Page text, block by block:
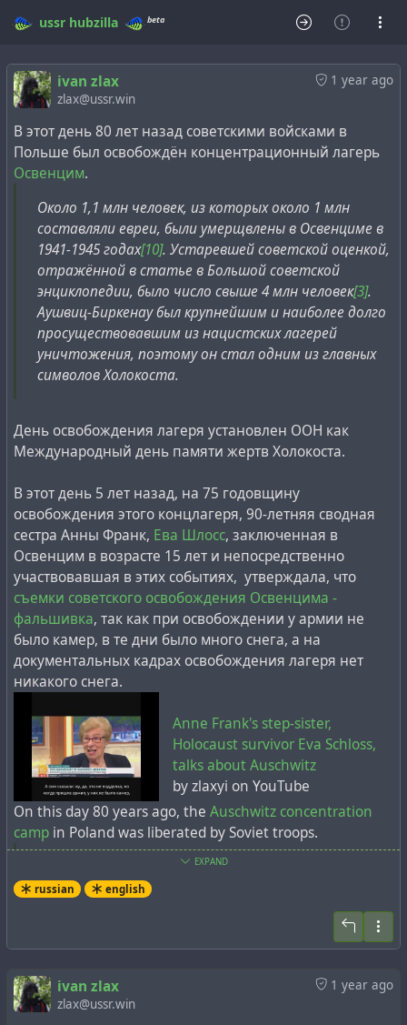
ussr hubzilla beta
1 year ago
ivan zlax
zlax@ussr.win
В этот день 80 лет назад советскими войсками в
Польше был освобождён концентрационный лагерь
Освенцим.
Около 1,1 млн человек, из которых около 1 млн
составляли евреи, были умерщвлены в Освенциме в
1941-1945 годах[10]. Устаревшей советской оценкой,
отражённой в статье в Большой советской
энциклопедии, было число свыше 4 млн человек[3].
Аушвиц-Биркенау был крупнейшим и наиболее долго
просуществовавшим из нацистских лагерей
уничтожения, поэтому он стал одним из главных
символов Холокоста.
День освобождения лагеря установлен ООН как
Международный день памяти жертв Холокоста.
В этот день 5 лет назад, на 75 годовщину
освобождения этого концлагеря, 90-летняя сводная
сестра Анны Франк, Ева Шлосс, заключенная в
Освенцим в возрасте 15 лет и непосредственно
участвовавшая в этих событиях, утверждала, что
съемки советского освобождения Освенцима -
фальшивка, так как при освобождении у армии не
было камер, в те дни было много снега, а на
документальных кадрах освобождения лагеря нет
никакого снега.
Anne Frank's step-sister,
Holocaust survivor Eva Schloss,
talks about Auschwitz
by zlaxyi on YouTube
On this day 80 years ago, the Auschwitz concentration
camp in Poland was liberated by Soviet troops.
About 1.1 million people, of whom about 1 million were
Jews, were killed at Auschwitz between 1941 and
. An outdated Soviet estimate, reflected in an
article in the Great Soviet Encyclopaedia, was a number
of over 4 million[3]. Auschwitz-Birkenau was the largest
and longest-lasting of the Nazi extermination camps, so
it has become one of the main symbols of the Holocaust.
EXPAND
russian english
1 year ago
ivan zlax
zlax@ussr.win